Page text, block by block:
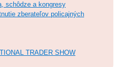
schôdze a kongresy
zberateľov policajných
TRADER SHOW